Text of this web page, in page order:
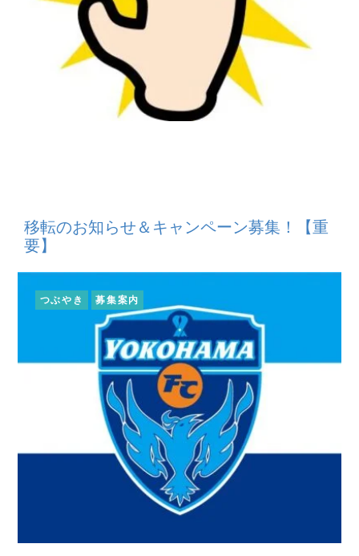
移転のお知らせ＆キャンペーン募集！【重
要】
つぶやき 募集案内